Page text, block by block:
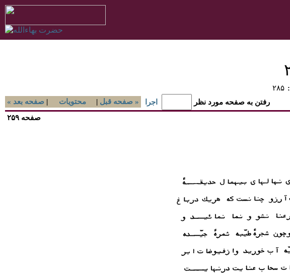
۲۸۵
« صفحه بعد | محتويات | صفحه قبل » رفتن به صفحه مورد نظر اجرا